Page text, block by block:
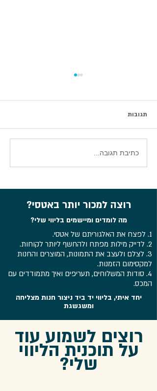
סיכום וובינר עדכוני אטסי 2026
תגובות
כתיבת תגובה...
רוצה למכור יותר באטסי?
מה לומדים ומיישמים בליווי שלי?
1. לפצח את האלגוריתם של אטסי.
2. לדייק מילות מפתח ולהחשף ליותר לקוחות.
3. לצלם ולעצב את התמונות, המוצרים והחנות
למקסימום הזמנות.
4. סודות המשלוחים, תעריפים ואיך מתמודדים עם
המכס.
יחד איתי, בליווי יד ביד ניצור חנות מצליחה
ומשגשגת
רוצים לשמוע עוד
על תוכנית הליווי
שלי?